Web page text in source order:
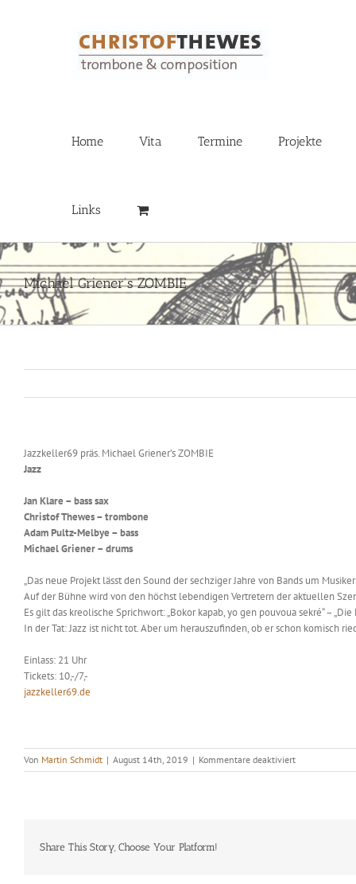
Home Vita Termine Projekte
Links
Michael Griener’s ZOMBIE
Jazzkeller69 präs. Michael Griener’s ZOMBIE
Jazz
Jan Klare – bass sax
Christof Thewes – trombone
Adam Pultz-Melbye – bass
Michael Griener – drums
„Das neue Projekt lässt den Sound der sechziger Jahre von Bands um
Auf der Bühne wird von den höchst lebendigen Vertretern der aktuellen
Es gilt das kreolische Sprichwort: „Bokor kapab, yo gen pouvoua sekré“ –
In der Tat: Jazz ist nicht tot. Aber um herauszufinden, ob er schon komisch
Einlass: 21 Uhr
Tickets: 10,-/7,-
jazzkeller69.de
Von Martin Schmidt | August 14th, 2019 | Kommentare deaktiviertfür
Michael
Share This Story, Choose Your Platform!